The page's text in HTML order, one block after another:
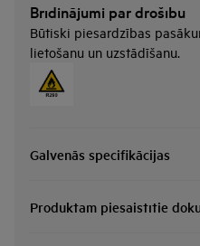
Brīdinājumi par drošību
Būtiski piesardzības
lietošanu un uzstādīšanu.
Galvenās specifikācijas
Produktam piesaistītie